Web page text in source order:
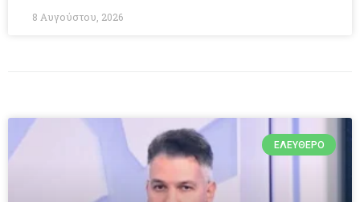
8 Αυγούστου, 2026
ΕΛΕΎΘΕΡΟ